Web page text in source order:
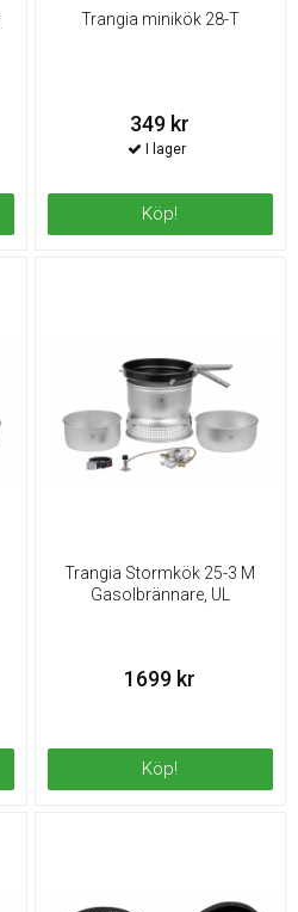
Trangia minikök 28-T
349 kr
Köp!
Trangia Stormkök 25-3 M
Gasolbrännare, UL
1699 kr
Köp!